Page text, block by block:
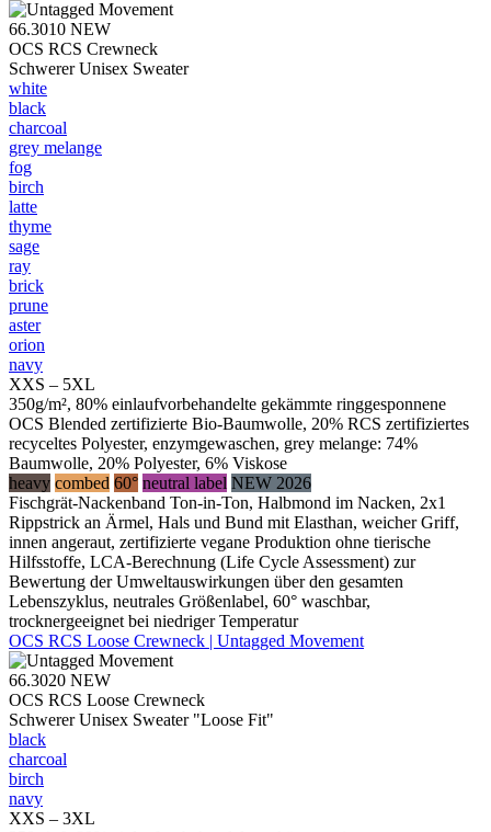
66.3010 NEW
OCS RCS Crewneck
Schwerer Unisex Sweater
white
black
charcoal
grey melange
fog
birch
latte
thyme
sage
ray
brick
prune
aster
orion
navy
XXS – 5XL
350g/m², 80% einlaufvorbehandelte gekämmte ringgesponnene
OCS Blended zertifizierte Bio-Baumwolle, 20% RCS zertifiziertes
recyceltes Polyester, enzymgewaschen, grey melange: 74%
Baumwolle, 20% Polyester, 6% Viskose
heavy combed 60° neutral label NEW 2026
Fischgrät-Nackenband Ton-in-Ton, Halbmond im Nacken, 2x1
Rippstrick an Ärmel, Hals und Bund mit Elasthan, weicher Griff,
innen angeraut, zertifizierte vegane Produktion ohne tierische
Hilfsstoffe, LCA-Berechnung (Life Cycle Assessment) zur
Bewertung der Umweltauswirkungen über den gesamten
Lebenszyklus, neutrales Größenlabel, 60° waschbar,
trocknergeeignet bei niedriger Temperatur
OCS RCS Loose Crewneck | Untagged Movement
66.3020 NEW
OCS RCS Loose Crewneck
Schwerer Unisex Sweater "Loose Fit"
black
charcoal
birch
navy
XXS – 3XL